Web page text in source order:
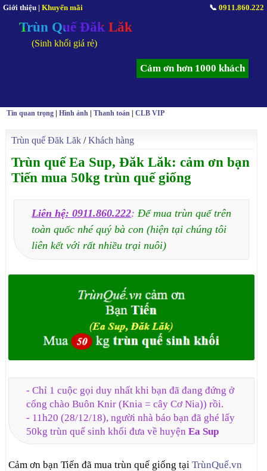
Giới thiệu | Khuyến mãi 📞 0911.860.222
Trùn Quế Đăk Lăk
(Sinh khối giá rẻ)
Cảm ơn hơn 1000 khách
Tin quan trọng |Hình ảnh |Thanh toán |CLB VIP
Trùn quế Đăk Lăk /Khách hàng
Trùn quế Ea Sup, Đăk Lăk: cảm ơn bạn
Tiến mua 50kg trùn quế giống
Liên hệ: 0911.860.222:Để mua trùn quế trên
toàn quốc nhé quý bà con (hiện tại chúng tôi
liên kết với rất nhiều trại nuôi)
- Chỉ 1 cuộc gọi duy nhất khi bạn đã đang đứng ở
cổng chào Buôn Knir (Knia = cây Cơ Nia)) rồi.
- 11h20 (28/12/18), người nhà báo bạn đã ghé lấy
50kg trùn quế sinh khối đưa về huyệnEa Sup
Cảm ơn bạn Tiến đã mua trùn quế giống tạiTrùnQuế.vn